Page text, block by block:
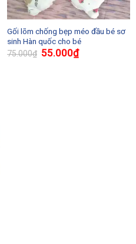
Gối lõm chống bẹp méo đầu bé sơ
sinh Hàn quốc cho bé
75.000₫ 55.000₫